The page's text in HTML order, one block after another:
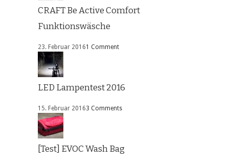
CRAFT Be Active Comfort
Funktionswäsche
23. Februar 20161 Comment
LED Lampentest 2016
15. Februar 20163 Comments
[Test] EVOC Wash Bag